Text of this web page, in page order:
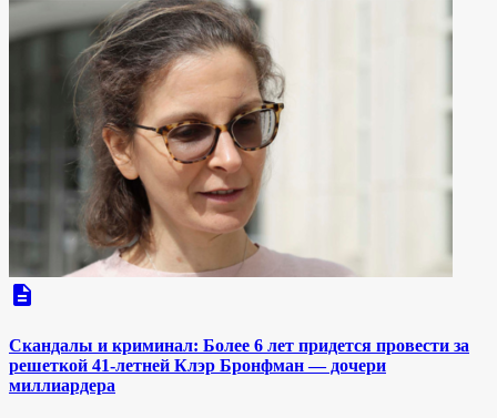
description
Скандалы и криминал: Более 6 лет придется провести за
решеткой 41-летней Клэр Бронфман — дочери
миллиардера